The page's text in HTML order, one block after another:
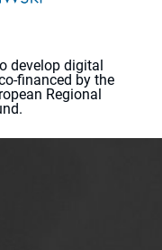
develop digital
financed by the
Regional